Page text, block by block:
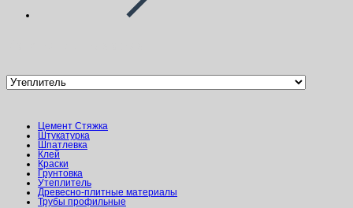
Цемент Стяжка
Штукатурка
Шпатлевка
Клей
Краски
Грунтовка
Утеплитель
Древесно-плитные материалы
Трубы профильные